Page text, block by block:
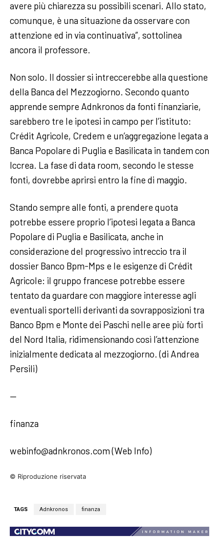
avere più chiarezza su possibili scenari. Allo stato,
comunque, è una situazione da osservare con
attenzione ed in via continuativa”, sottolinea
ancora il professore.
Non solo. Il dossier si intreccerebbe alla questione
della Banca del Mezzogiorno. Secondo quanto
apprende sempre Adnkronos da fonti finanziarie,
sarebbero tre le ipotesi in campo per l’istituto:
Crédit Agricole, Credem e un’aggregazione legata a
Banca Popolare di Puglia e Basilicata in tandem con
Iccrea. La fase di data room, secondo le stesse
fonti, dovrebbe aprirsi entro la fine di maggio.
Stando sempre alle fonti, a prendere quota
potrebbe essere proprio l’ipotesi legata a Banca
Popolare di Puglia e Basilicata, anche in
considerazione del progressivo intreccio tra il
dossier Banco Bpm-Mps e le esigenze di Crédit
Agricole: il gruppo francese potrebbe essere
tentato da guardare con maggiore interesse agli
eventuali sportelli derivanti da sovrapposizioni tra
Banco Bpm e Monte dei Paschi nelle aree più forti
del Nord Italia, ridimensionando così l’attenzione
inizialmente dedicata al mezzogiorno. (di Andrea
Persili)
—
finanza
webinfo@adnkronos.com (Web Info)
© Riproduzione riservata
TAGS Adnkronos finanza